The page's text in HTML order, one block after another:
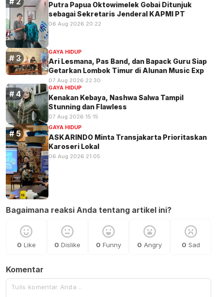
Putra Papua Oktowimelek Gobai Ditunjuk
sebagai Sekretaris Jenderal KAPMI PT
06 Aug 2026 20:22
GAYA HIDUP
Ari Lesmana, Pas Band, dan Bapack Guru Siap
Getarkan Lombok Timur di Alunan Music Exp
07 Aug 2026 22:30
GAYA HIDUP
Kenakan Kebaya, Nashwa Salwa Tampil
Stunning dan Flawless
07 Aug 2026 15:15
GAYA HIDUP
ASKARINDO Minta Transjakarta Prioritaskan
Karoseri Lokal
06 Aug 2026 21:05
Bagaimana reaksi Anda tentang artikel ini?
0 Like 0 Dislike 0 Funny 0 Angry 0 Sad
Komentar